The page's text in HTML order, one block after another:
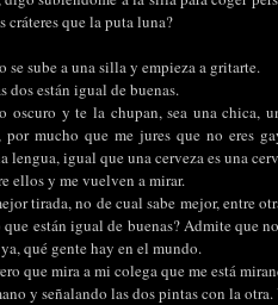
cráteres que la puta luna?
sube a una silla y empieza a gritarte.
dos están igual de buenas.
oscuro y te la chupan, sea una chica,
mucho que me jures que no eres
igual que una cerveza es una
ellos y me vuelven a mirar.
tirada, no de cual sabe mejor, entre
están igual de buenas? Admite que
qué gente hay en el mundo.
que mira a mi colega que me está
y señalando las dos pintas con la otra.